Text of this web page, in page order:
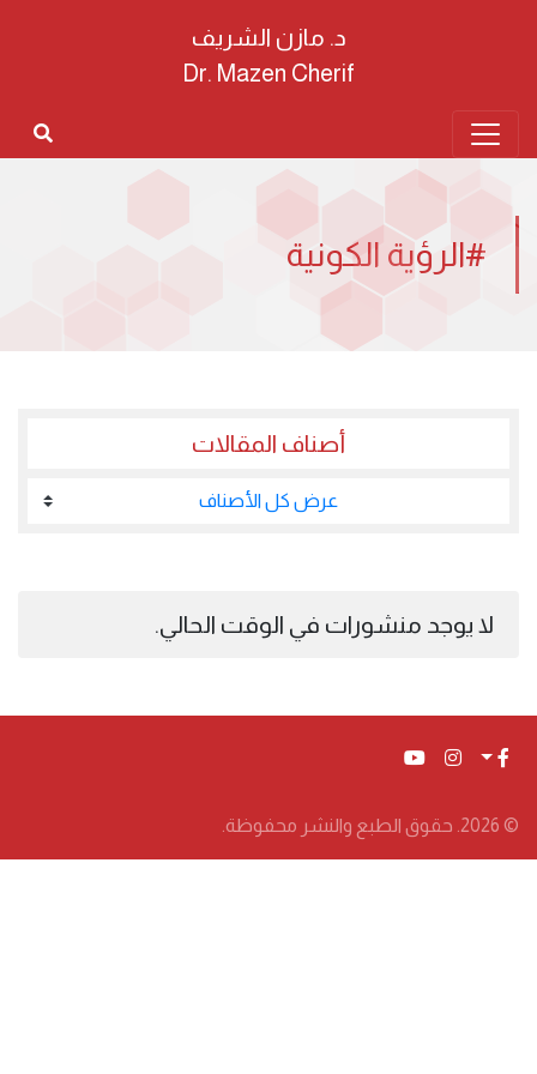
د. مازن الشريف
Dr. Mazen Cherif
#الرؤية الكونية
أصناف المقالات
عرض كل الأصناف
لا يوجد منشورات في الوقت الحالي.
© 2026. حقوق الطبع والنشر محفوظة.